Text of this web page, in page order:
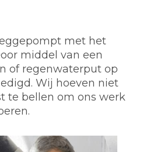
met het
middel van een
of regenwaterput op
Wij hoeven niet
te bellen om ons werk